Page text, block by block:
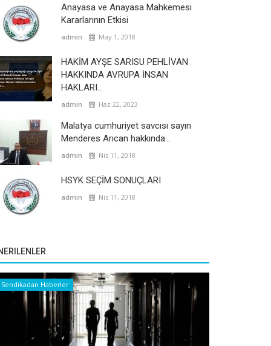
Anayasa ve Anayasa Mahkemesi
Kararlarının Etkisi
admin May 1, 2018
HAKİM AYŞE SARISU PEHLİVAN
HAKKINDA AVRUPA İNSAN
HAKLARI...
admin Haz 22, 2023
Malatya cumhuriyet savcısı sayın
Menderes Arıcan hakkında...
admin Nis 11, 2018
HSYK SEÇİM SONUÇLARI
admin Nis 11, 2018
Sendikadan Haberler